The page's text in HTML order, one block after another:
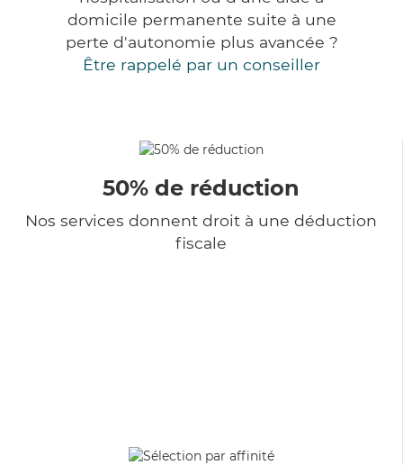
domicile permanente suite à une
perte d'autonomie plus avancée ?
Être rappelé par un conseiller
50% de réduction
Nos services donnent droit à une déduction
fiscale